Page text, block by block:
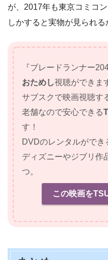
が、2017年も東京コミコ
しかすると実物が見られる
『ブレードランナー
おためし視聴ができま
サブスクで映画視聴す
老舗なので安心できる
す！
DVDのレンタルができ
ディズニーやジブリ作
つ。
この映画を